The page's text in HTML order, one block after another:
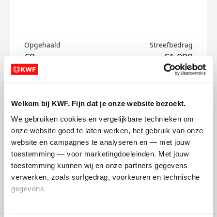
Welkom bij KWF. Fijn dat je onze website bezoekt.
We gebruiken cookies en vergelijkbare technieken om
onze website goed te laten werken, het gebruik van onze
website en campagnes te analyseren en — met jouw
toestemming — voor marketingdoeleinden. Met jouw
toestemming kunnen wij en onze partners gegevens
verwerken, zoals surfgedrag, voorkeuren en technische
gegevens.
Opgehaald
€0
Streefbedrag
€1.000
Doneer
Imme's badges